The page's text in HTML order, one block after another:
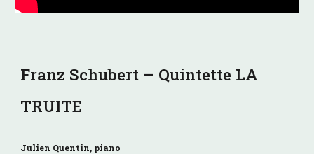
Franz Schubert – Quintette LA
TRUITE
Julien Quentin, piano